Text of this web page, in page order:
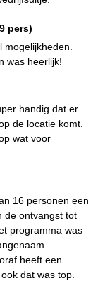
pers)
mogelijkheden.
was heerlijk!
handig dat er
de locatie komt.
wat voor
16 personen een
de ontvangst tot
programma was
heeft een
dat was top.